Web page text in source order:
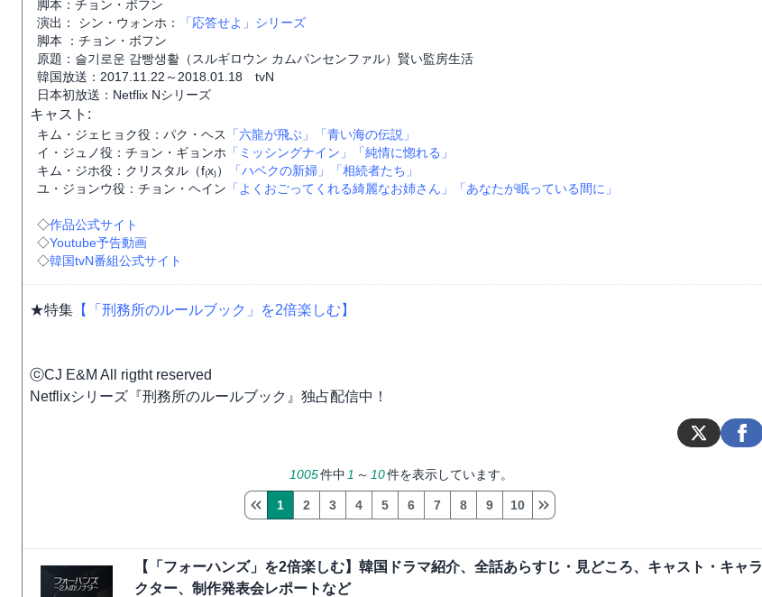
脚本：チョン・ボフン
演出： シン・ウォンホ：
「応答せよ」シリーズ
脚本 ：チョン・ボフン
原題：슬기로운 감빵생활（スルギロウン カムパンセンファル）賢い監房生活
韓国放送：2017.11.22～2018.01.18 tvN
日本初放送：Netflix Nシリーズ
キャスト:
キム・ジェヒョク役：パク・ヘス 「六龍が飛ぶ」
「青い海の伝説」
イ・ジュノ役：チョン・ギョンホ 「ミッシングナイン」
「純情に惚れる」
キム・ジホ役：クリスタル（f₍x₎）
「ハベクの新婦」
「相続者たち」
ユ・ジョンウ役：チョン・ヘイン 「よくおごってくれる綺麗なお姉さん」 「あなたが眠っている間に」
◇作品公式サイト
◇Youtube予告動画
◇韓国tvN番組公式サイト
★特集 【「刑務所のルールブック」を2倍楽しむ】
ⓒCJ E&M All rigtht reserved
Netflixシリーズ『刑務所のルールブック』独占配信中！
1005件中 1 ～ 10件を表示しています。
1 2 3 4 5 6 7 8 9 10
【「フォーハンズ」を2倍楽しむ】韓国ドラマ紹介、全話あらすじ・見どころ、キャスト・キャラ
クター、制作発表会レポートなど